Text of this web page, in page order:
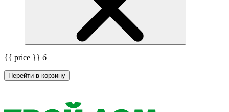
{{ price }} б
Перейти в корзину